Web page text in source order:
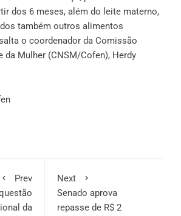
dos 6 meses, além do leite materno,
também outros alimentos
o coordenador da Comissão
da Mulher (CNSM/Cofen), Herdy
Prev
da
Next
Senado aprova
repasse de R$ 2